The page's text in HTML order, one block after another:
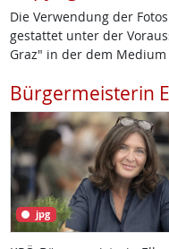
Die Verwendung der
gestattet unter der
Graz" in der dem
Bürgermeisterin
jpg